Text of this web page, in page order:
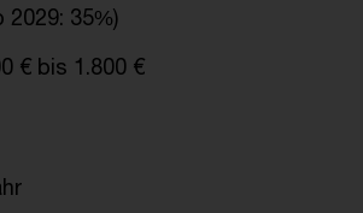
2029: 35%)
€ bis 1.800 €